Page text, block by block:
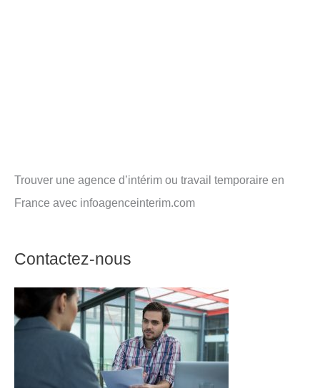
Trouver une agence d’intérim ou travail temporaire en
France avec infoagenceinterim.com
Contactez-nous